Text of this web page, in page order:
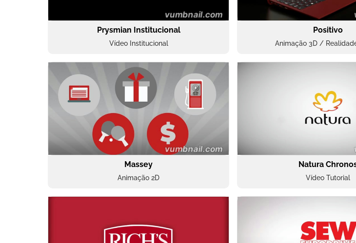
Prysmian Institucional
Vídeo Institucional
Positivo
Animação 3D /
Massey
Animação 2D
Natura
Vídeo Tutorial